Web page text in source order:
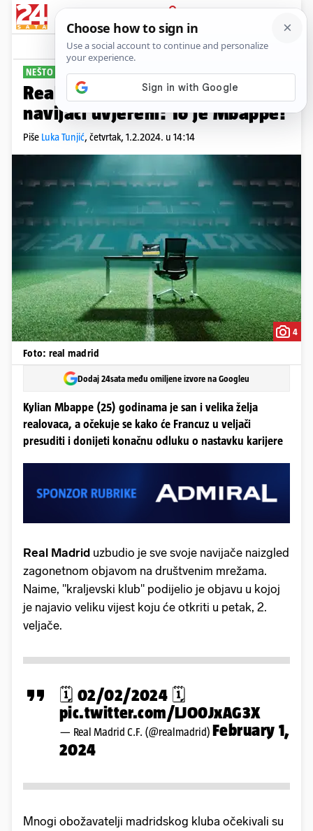
PRIJAVA
Sport Komentari
NEŠTO SE SPREMA
Real je najavio veliku vijest,
navijači uvjereni: To je Mbappe!
Piše Luka Tunjić, četvrtak, 1.2.2024. u 14:14
4
Foto: real madrid
Dodaj 24sata među omiljene izvore na Googleu
Kylian Mbappe (25) godinama je san i velika želja
realovaca, a očekuje se kako će Francuz u veljači
presuditi i donijeti konačnu odluku o nastavku karijere
Real Madrid uzbudio je sve svoje navijače naizgled
zagonetnom objavom na društvenim mrežama.
Naime, "kraljevski klub" podijelio je objavu u kojoj
je najavio veliku vijest koju će otkriti u petak, 2.
veljače.
🗓️ 02/02/2024 🗓️
pic.twitter.com/LJO0JxAG3X
— Real Madrid C.F. (@realmadrid) February 1,
2024
Mnogi obožavatelji madridskog kluba očekivali su